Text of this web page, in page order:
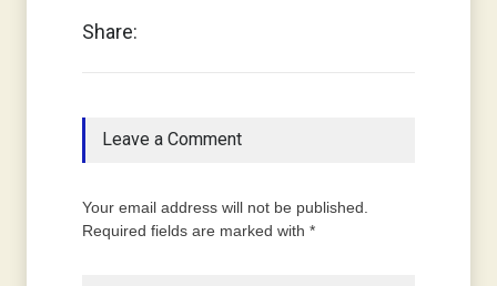
Share:
Leave a Comment
Your email address will not be published.
Required fields are marked with *